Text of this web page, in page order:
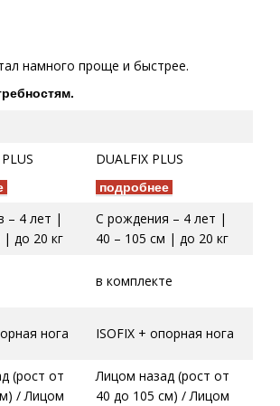
намного проще и быстрее.
DUALFIX PLUS
подробнее
– 4 лет |
| до 20 кг
С рождения – 4 лет |
40 – 105 см | до 20 кг
в комплекте
нога ISOFIX + опорная нога
(рост от
/ Лицом
Лицом назад (рост от
40 до 105 см) / Лицом